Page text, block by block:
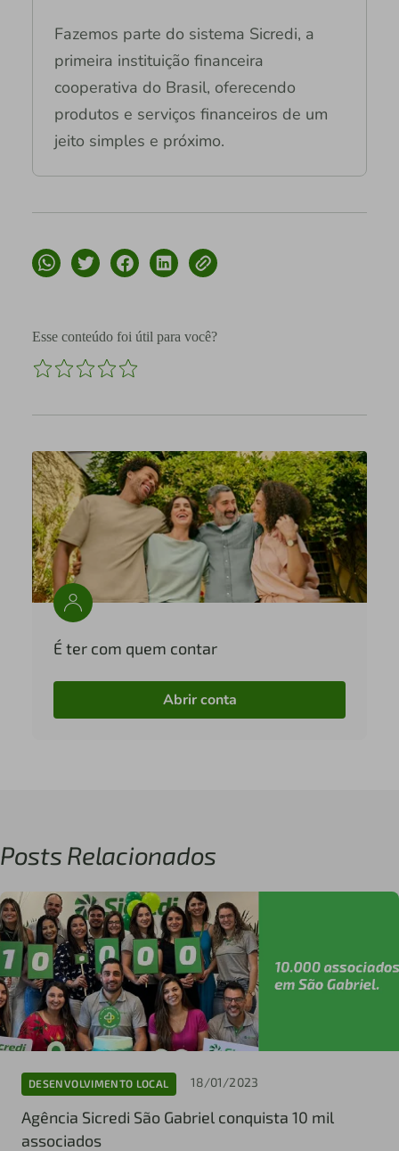
Fazemos parte do sistema Sicredi, a
primeira instituição financeira
cooperativa do Brasil, oferecendo
produtos e serviços financeiros de um
jeito simples e próximo.
Esse conteúdo foi útil para você?
É ter com quem contar
Abrir conta
Posts Relacionados
DESENVOLVIMENTO LOCAL 18/01/2023
Agência Sicredi São Gabriel conquista 10 mil
associados